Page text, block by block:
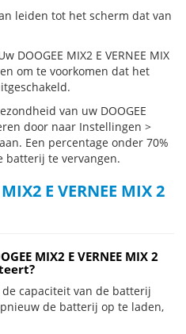
leiden tot het scherm dat van
DOOGEE MIX2 E VERNEE MIX
om te voorkomen dat het
van uw DOOGEE
door naar Instellingen >
Een percentage onder 70%
batterij te vervangen.
E VERNEE MIX 2
MIX2 E VERNEE MIX 2
capaciteit van de batterij
de batterij op te laden,